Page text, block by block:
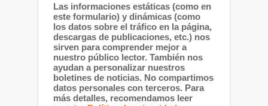
Las informaciones estáticas (como en
este formulario) y dinámicas (como
los datos sobre el tráfico en la página,
descargas de publicaciones, etc.) nos
sirven para comprender mejor a
nuestro público lector. También nos
ayudan a personalizar nuestros
boletines de noticias. No compartimos
datos personales con terceros. Para
más detalles, recomendamos leer